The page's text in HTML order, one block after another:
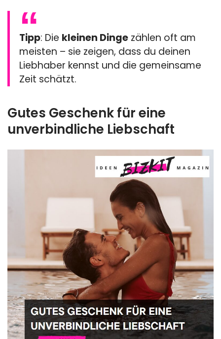
Tipp: Die kleinen Dinge zählen oft am
meisten – sie zeigen, dass du deinen
Liebhaber kennst und die gemeinsame
Zeit schätzt.
Gutes Geschenk für eine
unverbindliche Liebschaft